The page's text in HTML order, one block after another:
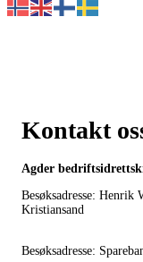
Kontakt
Agder
Besøksadresse: Henrik
Kristiansand
Besøksadresse: